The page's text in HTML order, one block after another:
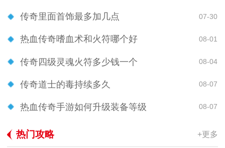
传奇里面首饰最多加几点 07-30
热血传奇嗜血术和火符哪个好 08-01
传奇四级灵魂火符多少钱一个 08-04
传奇道士的毒持续多久 08-07
热血传奇手游如何升级装备等级 08-07
热门攻略 +更多